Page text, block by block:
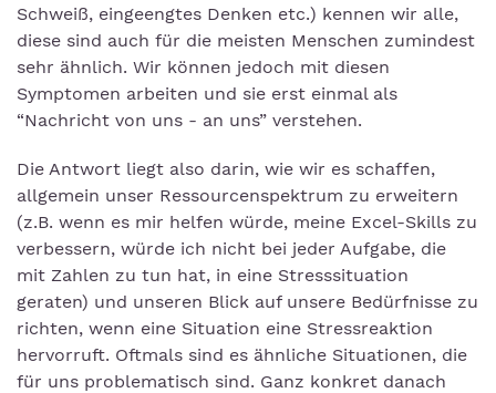
Schweiß, eingeengtes Denken etc.) kennen wir alle,
diese sind auch für die meisten Menschen zumindest
sehr ähnlich. Wir können jedoch mit diesen
Symptomen arbeiten und sie erst einmal als
“Nachricht von uns - an uns” verstehen.
Die Antwort liegt also darin, wie wir es schaffen,
allgemein unser Ressourcenspektrum zu erweitern
(z.B. wenn es mir helfen würde, meine Excel-Skills zu
verbessern, würde ich nicht bei jeder Aufgabe, die
mit Zahlen zu tun hat, in eine Stresssituation
geraten) und unseren Blick auf unsere Bedürfnisse zu
richten, wenn eine Situation eine Stressreaktion
hervorruft. Oftmals sind es ähnliche Situationen, die
für uns problematisch sind. Ganz konkret danach